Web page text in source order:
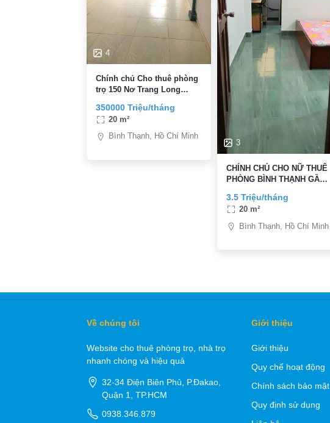
4
Chính chủ Cho thuê phòng
trọ 150 Nơ Trang Long
cửa sổ, sân phơi đồ , giờ
tự do , không chung chủ
350000 Triệu/tháng
20 m²
Bình Thạnh, Hồ Chí Minh
3
CHÍNH CHỦ CHO NỮ THUÊ
PHÒNG BÌNH THẠNH GẦN
3.5 Triệu/tháng
20 m²
Bình Thạnh, Hồ Chí Minh
Về chúng tôi
Website cho thuê phòng trọ, nhà trọ
nhanh chóng và hiệu quả
32-34 Điện Biên Phủ, P.Đakao,
Quận 1, TP.HCM
0938.346.879
Giới thiệu
Giới thiệu
Quy chế hoạt động
Chính sách bảo mật
Quy định sử dụng